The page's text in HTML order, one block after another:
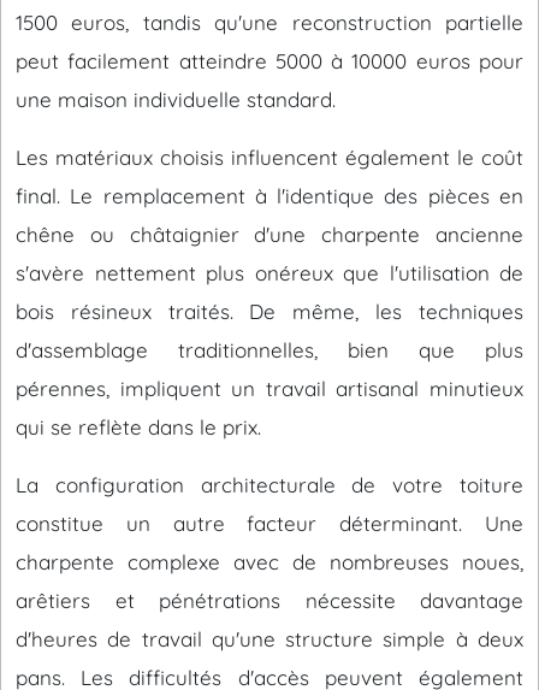
1500 euros, tandis qu'une reconstruction partielle
peut facilement atteindre 5000 à 10000 euros pour
une maison individuelle standard.
Les matériaux choisis influencent également le coût
final. Le remplacement à l'identique des pièces en
chêne ou châtaignier d'une charpente ancienne
s'avère nettement plus onéreux que l'utilisation de
bois résineux traités. De même, les techniques
d'assemblage traditionnelles, bien que plus
pérennes, impliquent un travail artisanal minutieux
qui se reflète dans le prix.
La configuration architecturale de votre toiture
constitue un autre facteur déterminant. Une
charpente complexe avec de nombreuses noues,
arêtiers et pénétrations nécessite davantage
d'heures de travail qu'une structure simple à deux
pans. Les difficultés d'accès peuvent également